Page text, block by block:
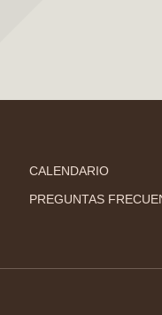
CALENDARIO
PREGUNTAS